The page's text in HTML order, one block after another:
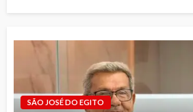
SÃO JOSÉ DO EGITO